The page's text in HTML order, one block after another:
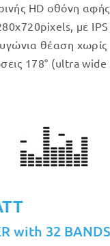
HD οθόνη
με
θέαση χωρίς
178° (ultra wide
with 32